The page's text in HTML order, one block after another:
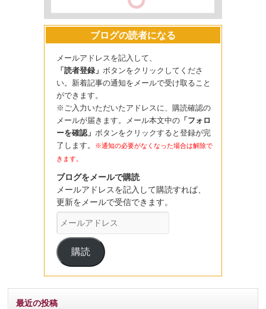
ブログの読者になる
メールアドレスを記入して、
「読者登録」 ボタンをクリックしてくださ
い。新着記事の通知をメールで受け取ること
ができます。
※ご入力いただいたアドレスに、購読確認の
メールが届きます。メール本文中の「フォロ
ーを確認」 ボタンをクリックすると登録が完
了します。
※通知の必要がなくなった場合は解除で
きます。
ブログをメールで購読
メールアドレスを記入して購読すれば、
更新をメールで受信できます。
メ
ー
ル
ア
ド
レ
ス
購読
最近の投稿